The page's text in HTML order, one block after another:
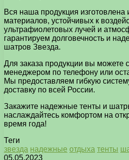
Вся наша продукция изготовлена
материалов, устойчивых к
ультрафиолетовых лучей и
гарантируем долговечность и
шатров Звезда.
Для заказа продукции вы можете
менеджером по телефону или
Мы предоставляем гибкую
доставку по всей России.
Закажите надежные тенты и
наслаждайтесь комфортом на
время года!
Теги
звезда надежные отдыха тенты
05.05.2023